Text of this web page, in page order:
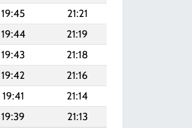
19:45
21:21
19:44
21:19
19:43
21:18
19:42
21:16
19:41
21:14
19:39
21:13